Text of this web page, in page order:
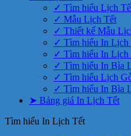
✓ Tìm hiểu Lịch
✓ Mẫu Lịch Tết
✓ Thiết kế Mẫu
✓ Tìm hiểu In Lịch
✓ Tìm hiểu In Lịch
✓ Tìm hiểu In Bìa
✓ Tìm hiểu Lịch
✓ Tìm hiểu In Bìa
➤ Bảng giá In Lịch Tết
Tìm hiểu In Lịch Tết